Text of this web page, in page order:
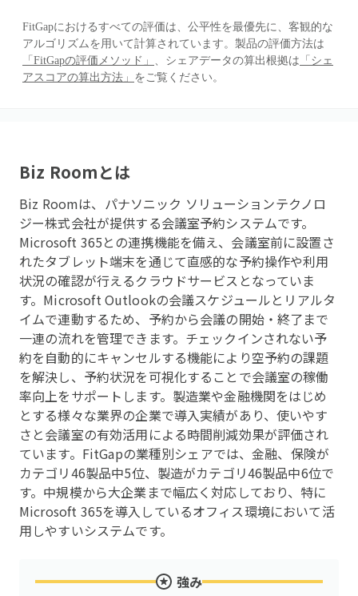
FitGapにおけるすべての評価は、公平性を最優先に、客観的な
アルゴリズムを用いて計算されています。製品の評価方法は
「FitGapの評価メソッド」 、シェアデータの算出根拠は 「シェ
アスコアの算出方法」 をご覧ください。
Biz Roomとは
Biz Roomは、パナソニック ソリューションテクノロ
ジー株式会社が提供する会議室予約システムです。
Microsoft 365との連携機能を備え、会議室前に設置さ
れたタブレット端末を通じて直感的な予約操作や利用
状況の確認が行えるクラウドサービスとなっていま
す。Microsoft Outlookの会議スケジュールとリアルタ
イムで連動するため、予約から会議の開始・終了まで
一連の流れを管理できます。チェックインされない予
約を自動的にキャンセルする機能により空予約の課題
を解決し、予約状況を可視化することで会議室の稼働
率向上をサポートします。製造業や金融機関をはじめ
とする様々な業界の企業で導入実績があり、使いやす
さと会議室の有効活用による時間削減効果が評価され
ています。FitGapの業種別シェアでは、金融、保険が
カテゴリ46製品中5位、製造がカテゴリ46製品中6位で
す。中規模から大企業まで幅広く対応しており、特に
Microsoft 365を導入しているオフィス環境において活
用しやすいシステムです。
強み